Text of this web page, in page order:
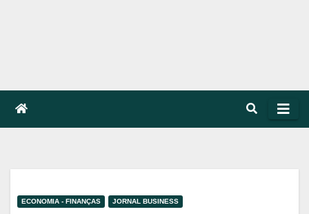
ECONOMIA - FINANÇAS JORNAL BUSINESS